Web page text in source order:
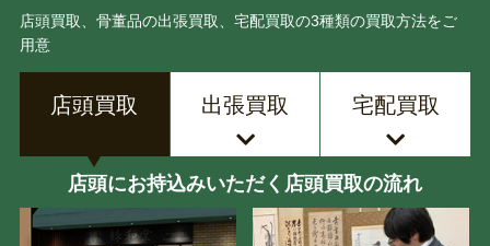
店頭買取、骨董品の出張買取、宅配買取の3種類の買取方法をご
用意
店頭買取 出張買取 宅配買取
店頭にお持込みいただく店頭買取の流れ